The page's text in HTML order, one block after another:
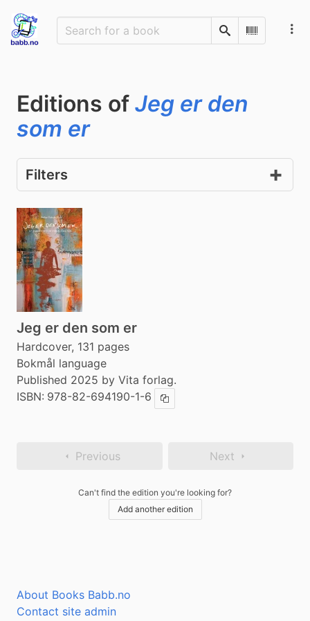
SearchScan
Editions of Jeg er den
som er
Filters
Jeg er den som er
Hardcover, 131 pages
Bokmål language
Published 2025 by Vita forlag.
ISBN: 978-82-694190-1-6 Copy ISBN
Previous Next
Can't find the edition you're looking for?
Add another edition
About Books Babb.no
Contact site admin